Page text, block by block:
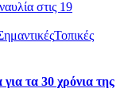
Τοπικές
τα 30 χρόνια της